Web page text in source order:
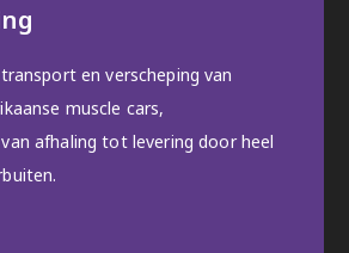
en verscheping van
muscle cars,
afhaling tot levering door heel